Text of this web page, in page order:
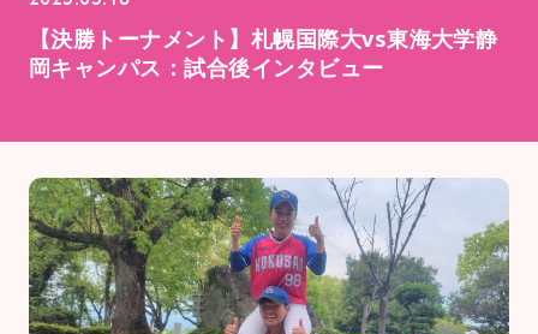
【決勝トーナメント】札幌国際大vs東海大学静
岡キャンパス：試合後インタビュー